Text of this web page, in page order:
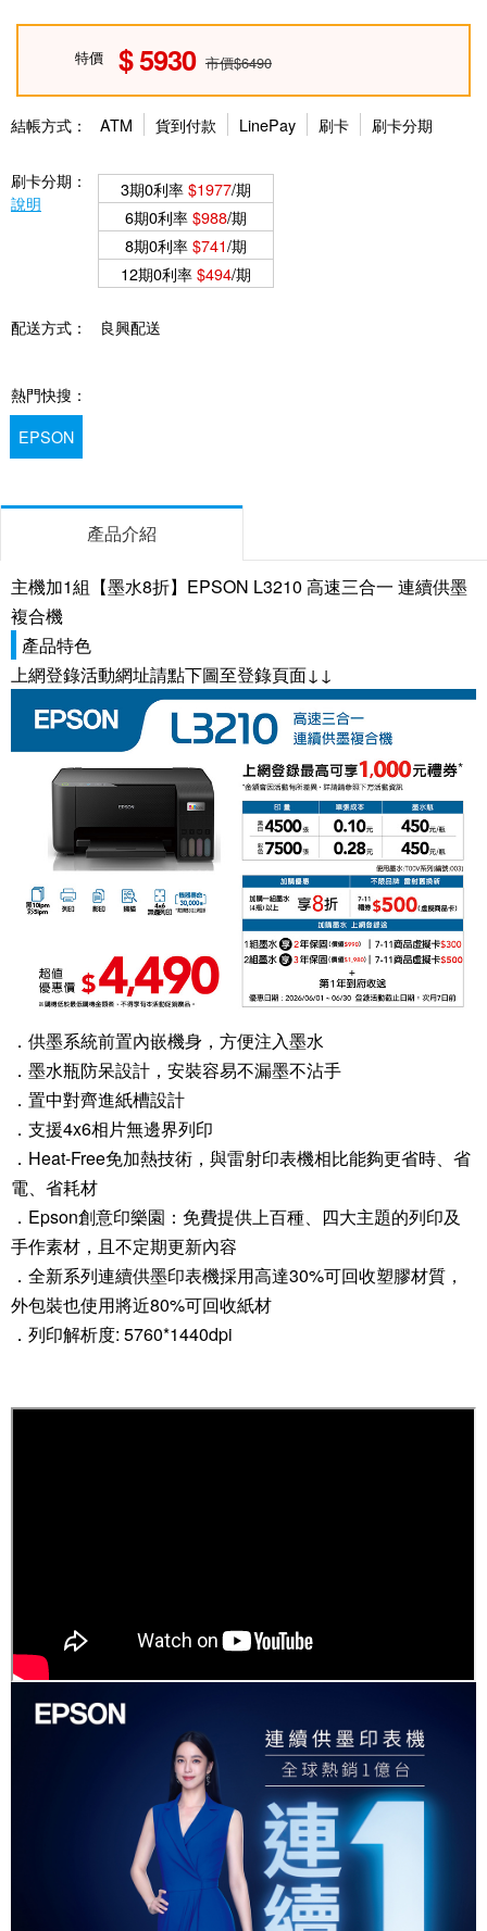
特價 5930 市價$6490
結帳方式： ATM 貨到付款 LinePay 刷卡 刷卡分期
刷卡分期：
說明
3期0利率$1977/期
6期0利率$988/期
8期0利率$741/期
12期0利率$494/期
配送方式： 良興配送
熱門快搜：
EPSON
產品介紹
主機加1組【墨水8折】EPSON L3210 高速三合一 連續供墨
複合機
產品特色
上網登錄活動網址請點下圖至登錄頁面↓↓
．供墨系統前置內嵌機身，方便注入墨水
．墨水瓶防呆設計，安裝容易不漏墨不沾手
．置中對齊進紙槽設計
．支援4x6相片無邊界列印
．Heat-Free免加熱技術，與雷射印表機相比能夠更省時、省
電、省耗材
．Epson創意印樂園：免費提供上百種、四大主題的列印及
手作素材，且不定期更新內容
．全新系列連續供墨印表機採用高達30%可回收塑膠材質，
外包裝也使用將近80%可回收紙材
．列印解析度: 5760*1440dpi